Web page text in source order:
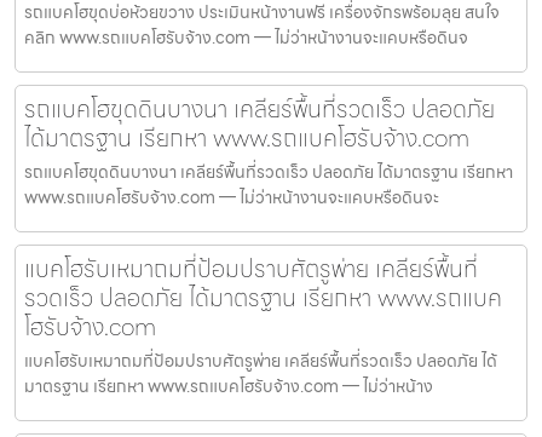
รถแบคโฮขุดบ่อห้วยขวาง ประเมินหน้างานฟรี เครื่องจักรพร้อมลุย สนใจ
คลิก www.รถแบคโฮรับจ้าง.com — ไม่ว่าหน้างานจะแคบหรือดินจ
รถแบคโฮขุดดินบางนา เคลียร์พื้นที่รวดเร็ว ปลอดภัย
ได้มาตรฐาน เรียกหา www.รถแบคโฮรับจ้าง.com
รถแบคโฮขุดดินบางนา เคลียร์พื้นที่รวดเร็ว ปลอดภัย ได้มาตรฐาน เรียกหา
www.รถแบคโฮรับจ้าง.com — ไม่ว่าหน้างานจะแคบหรือดินจะ
แบคโฮรับเหมาถมที่ป้อมปราบศัตรูพ่าย เคลียร์พื้นที่
รวดเร็ว ปลอดภัย ได้มาตรฐาน เรียกหา www.รถแบค
โฮรับจ้าง.com
แบคโฮรับเหมาถมที่ป้อมปราบศัตรูพ่าย เคลียร์พื้นที่รวดเร็ว ปลอดภัย ได้
มาตรฐาน เรียกหา www.รถแบคโฮรับจ้าง.com — ไม่ว่าหน้าง